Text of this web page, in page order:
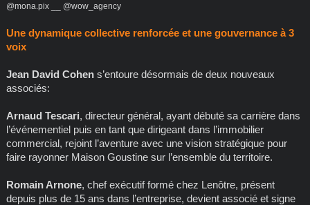
@mona.pix __ @wow_agency
Une dynamique collective renforcée et une gouvernance à 3
voix
Jean David Cohens’entoure désormais de deux nouveaux
associés:
Arnaud Tescari, directeur général, ayant débuté sa carrière dans
l’événementiel puis en tant que dirigeant dans l’immobilier
commercial, rejoint l’aventure avec une vision stratégique pour
faire rayonner Maison Goustine sur l’ensemble du territoire.
Romain Arnone, chef exécutif formé chez Lenôtre, présent
depuis plus de 15 ans dans l’entreprise, devient associé et signe